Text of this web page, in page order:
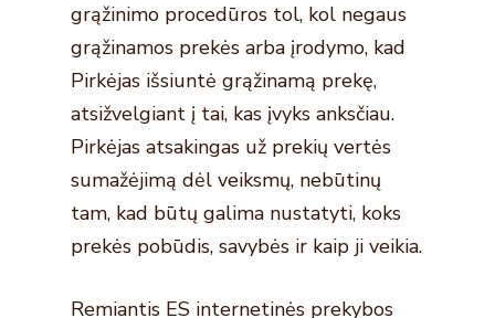
grąžinimo procedūros tol, kol negaus
grąžinamos prekės arba įrodymo, kad
Pirkėjas išsiuntė grąžinamą prekę,
atsižvelgiant į tai, kas įvyks anksčiau.
Pirkėjas atsakingas už prekių vertės
sumažėjimą dėl veiksmų, nebūtinų
tam, kad būtų galima nustatyti, koks
prekės pobūdis, savybės ir kaip ji veikia.
Remiantis ES internetinės prekybos